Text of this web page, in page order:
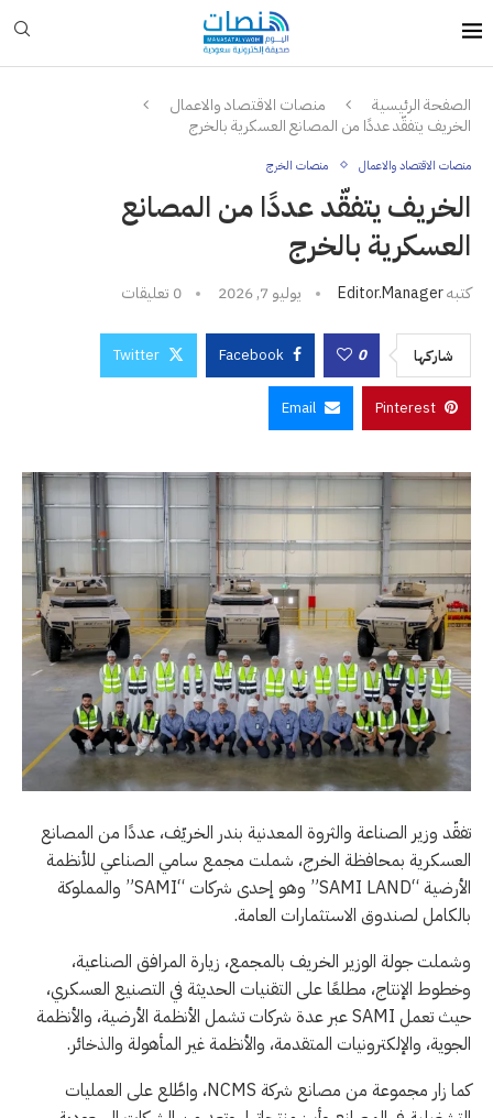
الصفحة الرئيسية
منصات الاقتصاد والاعمال
الخريف يتفقّد عددًا من المصانع العسكرية بالخرج
منصات الاقتصاد والاعمال منصات الخرج
الخريف يتفقّد عددًا من المصانع
العسكرية بالخرج
كتبهEditor.manager يوليو 7, 2026 0 تعليقات
شاركها 0
Facebook
Twitter
Pinterest
Email
تفقّد وزير الصناعة والثروة المعدنية بندر الخريّف، عددًا من المصانع
العسكرية بمحافظة الخرج، شملت مجمع سامي الصناعي للأنظمة
الأرضية “SAMI LAND” وهو إحدى شركات “SAMI” والمملوكة
بالكامل لصندوق الاستثمارات العامة.
وشملت جولة الوزير الخريف بالمجمع، زيارة المرافق الصناعية،
وخطوط الإنتاج، مطلعًا على التقنيات الحديثة في التصنيع العسكري،
حيث تعمل SAMI عبر عدة شركات تشمل الأنظمة الأرضية، والأنظمة
الجوية، والإلكترونيات المتقدمة، والأنظمة غير المأهولة والذخائر.
كما زار مجموعة من مصانع شركة NCMS، واطَّلع على العمليات